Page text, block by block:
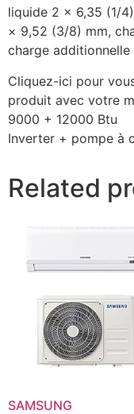
liquide 2 × 6,35 (1/
× 9,52 (3/8) mm,
charge
Cliquez-ici pour
produit avec votre
9000 + 12000 Btu
Inverter + pompe à
Related
SAMSUNG